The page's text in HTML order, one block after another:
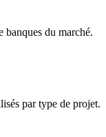
banques du marché.
par type de projet.